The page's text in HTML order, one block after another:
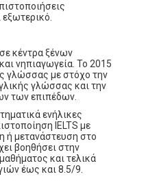
κέντρα ξένων
νηπιαγωγεία. Το 2015
γλώσσας με στόχο την
γλώσσας και την
των επιπέδων.
ενήλικες
IELTS με
ή μετανάστευση στο
βοηθήσει στην
και τελικά
έως και 8.5/9.